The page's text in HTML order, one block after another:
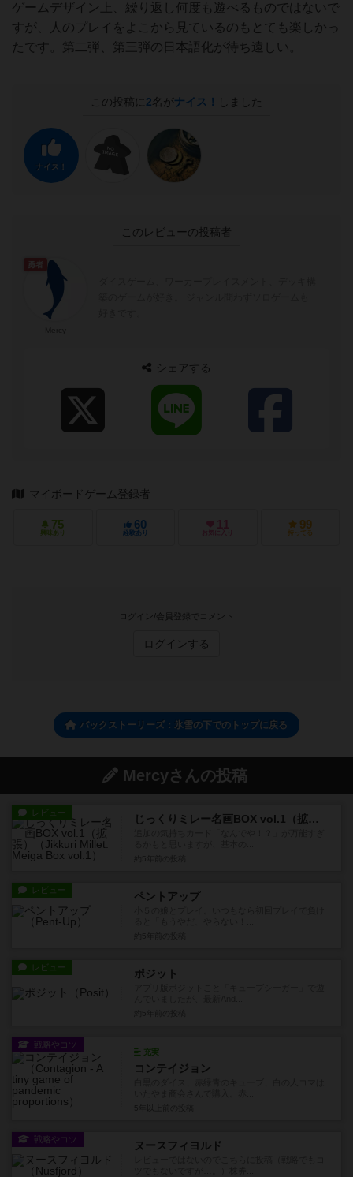
ゲームデザイン上、繰り返し何度も遊べるものではないで
すが、人のプレイをよこから見ているのもとても楽しかっ
たです。第二弾、第三弾の日本語化が待ち遠しい。
この投稿に 2名がナイス！ しました
ナイス！
このレビューの投稿者
勇者
シェアする
マイボードゲーム登録者
75
興味あり
60
経験あり
11
お気に入り
99
持ってる
ログイン/会員登録でコメント
ログインする
バックストーリーズ：氷雪の下でのトップに戻る
Mercyさんの投稿
レビュー じっくりミレー名画BOX vol.1（拡張）
レビュー ペントアップ
レビュー ポジット
戦略やコツ
充実
コンテイジョン
戦略やコツ ヌースフィヨルド